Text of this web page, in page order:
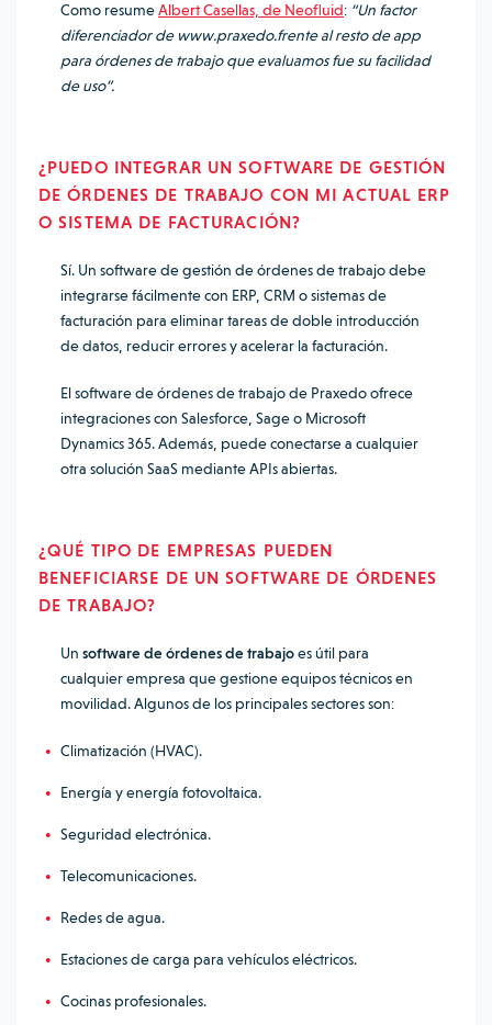
Como resumeAlbert Casellas, de Neofluid: “Un factor
diferenciador de www.praxedo.frente al resto de app
para órdenes de trabajo que evaluamos fue su facilidad
de uso”.
¿PUEDO INTEGRAR UN SOFTWARE DE GESTIÓN
DE ÓRDENES DE TRABAJO CON MI ACTUAL ERP
O SISTEMA DE FACTURACIÓN?
Sí. Un software de gestión de órdenes de trabajo debe
integrarse fácilmente con ERP, CRM o sistemas de
facturación para eliminar tareas de doble introducción
de datos, reducir errores y acelerar la facturación.
El software de órdenes de trabajo de Praxedo ofrece
integraciones con Salesforce, Sage o Microsoft
Dynamics 365. Además, puede conectarse a cualquier
otra solución SaaS mediante APIs abiertas.
¿QUÉ TIPO DE EMPRESAS PUEDEN
BENEFICIARSE DE UN SOFTWARE DE ÓRDENES
DE TRABAJO?
Un software de órdenes de trabajoes útil para
cualquier empresa que gestione equipos técnicos en
movilidad. Algunos de los principales sectores son:
Climatización (HVAC).
Energía y energía fotovoltaica.
Seguridad electrónica.
Telecomunicaciones.
Redes de agua.
Estaciones de carga para vehículos eléctricos.
Cocinas profesionales.